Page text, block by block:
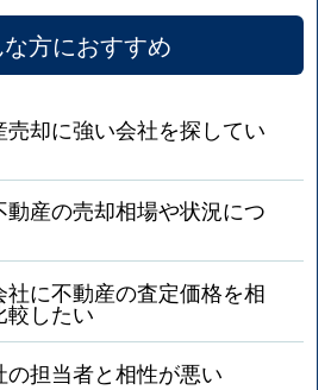
方におすすめ
却に強い会社を探してい
産の売却相場や状況につ
に不動産の査定価格を相
較したい
担当者と相性が悪い